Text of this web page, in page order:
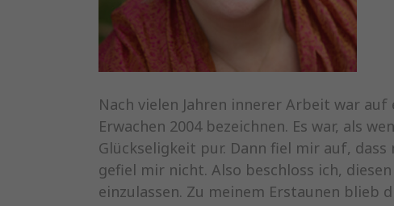
Nach vielen Jahren innerer Arbeit war
Erwachen 2004 bezeichnen. Es war, als
Glückseligkeit pur. Dann fiel mir auf,
gefiel mir nicht. Also beschloss ich,
einzulassen. Zu meinem Erstaunen blieb